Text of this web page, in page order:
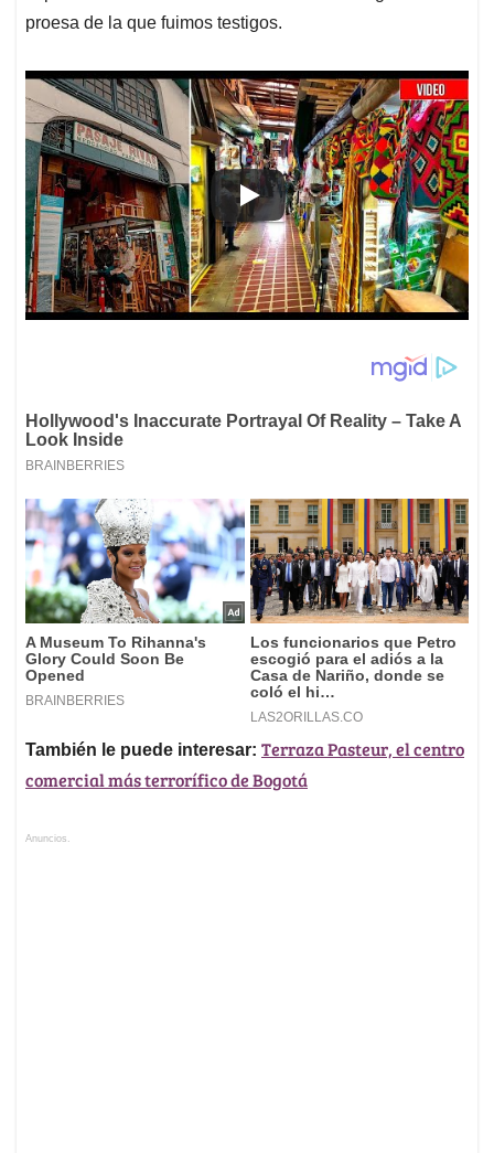
proesa de la que fuimos testigos.
También le puede interesar: Terraza Pasteur, el centro
comercial más terrorífico de Bogotá
Anuncios.